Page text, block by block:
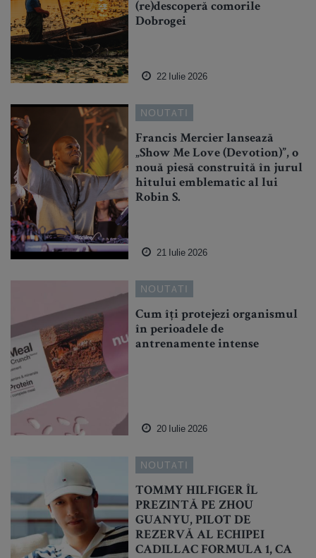
(re)descoperă comorile
Dobrogei
22 Iulie 2026
NOUTATI
Francis Mercier lansează
„Show Me Love (Devotion)”, o
nouă piesă construită în jurul
hitului emblematic al lui
Robin S.
21 Iulie 2026
NOUTATI
Cum îți protejezi organismul
în perioadele de
antrenamente intense
20 Iulie 2026
NOUTATI
TOMMY HILFIGER ÎL
PREZINTĂ PE ZHOU
GUANYU, PILOT DE
REZERVĂ AL ECHIPEI
CADILLAC FORMULA 1, CA